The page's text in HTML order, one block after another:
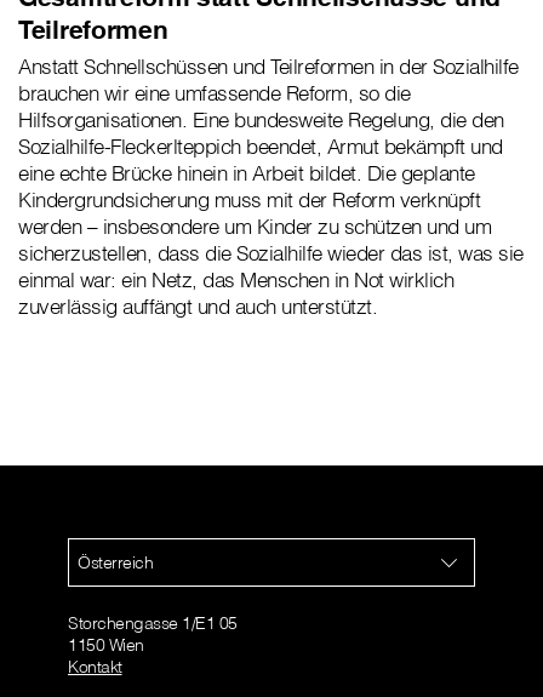
Teilreformen
Anstatt Schnellschüssen und Teilreformen in der Sozialhilfe
brauchen wir eine umfassende Reform, so die
Hilfsorganisationen. Eine bundesweite Regelung, die den
Sozialhilfe-Fleckerlteppich beendet, Armut bekämpft und
eine echte Brücke hinein in Arbeit bildet. Die geplante
Kindergrundsicherung muss mit der Reform verknüpft
werden – insbesondere um Kinder zu schützen und um
sicherzustellen, dass die Sozialhilfe wieder das ist, was sie
einmal war: ein Netz, das Menschen in Not wirklich
zuverlässig auffängt und auch unterstützt.
Österreich
Storchengasse 1/E1 05
1150 Wien
Kontakt